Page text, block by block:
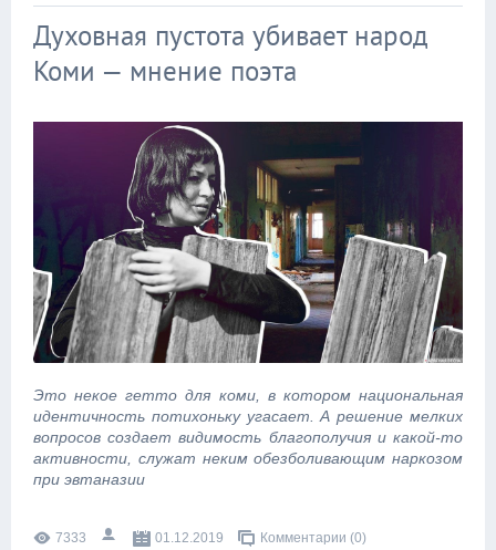
Духовная пустота убивает народ
Коми — мнение поэта
Это некое гетто для коми, в котором национальная
идентичность потихоньку угасает. А решение мелких
вопросов создает видимость благополучия и какой-то
активности, служат неким обезболивающим наркозом
при эвтаназии
7333 01.12.2019 Комментарии (0)